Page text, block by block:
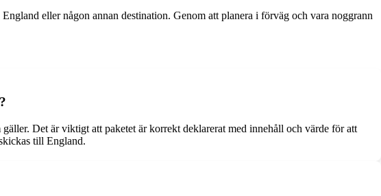
eller någon annan destination. Genom att planera i förväg och vara noggrann
Det är viktigt att paketet är korrekt deklarerat med innehåll och värde för att
till England.